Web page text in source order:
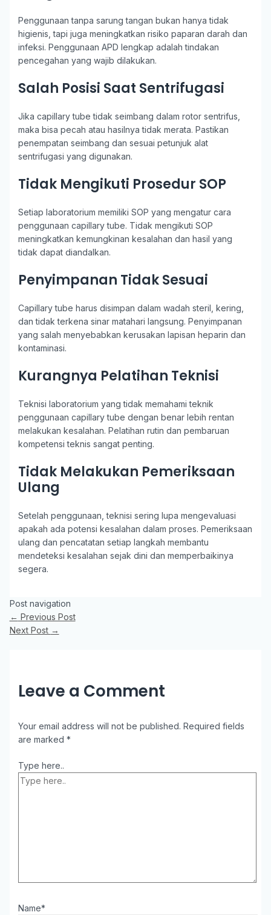
Penggunaan tanpa sarung tangan bukan hanya tidak
higienis, tapi juga meningkatkan risiko paparan darah dan
infeksi. Penggunaan APD lengkap adalah tindakan
pencegahan yang wajib dilakukan.
Salah Posisi Saat Sentrifugasi
Jika capillary tube tidak seimbang dalam rotor sentrifus,
maka bisa pecah atau hasilnya tidak merata. Pastikan
penempatan seimbang dan sesuai petunjuk alat
sentrifugasi yang digunakan.
Tidak Mengikuti Prosedur SOP
Setiap laboratorium memiliki SOP yang mengatur cara
penggunaan capillary tube. Tidak mengikuti SOP
meningkatkan kemungkinan kesalahan dan hasil yang
tidak dapat diandalkan.
Penyimpanan Tidak Sesuai
Capillary tube harus disimpan dalam wadah steril, kering,
dan tidak terkena sinar matahari langsung. Penyimpanan
yang salah menyebabkan kerusakan lapisan heparin dan
kontaminasi.
Kurangnya Pelatihan Teknisi
Teknisi laboratorium yang tidak memahami teknik
penggunaan capillary tube dengan benar lebih rentan
melakukan kesalahan. Pelatihan rutin dan pembaruan
kompetensi teknis sangat penting.
Tidak Melakukan Pemeriksaan
Ulang
Setelah penggunaan, teknisi sering lupa mengevaluasi
apakah ada potensi kesalahan dalam proses. Pemeriksaan
ulang dan pencatatan setiap langkah membantu
mendeteksi kesalahan sejak dini dan memperbaikinya
segera.
Post navigation
← Previous Post
Next Post →
Leave a Comment
Your email address will not be published. Required fields
are marked *
Type here..
Name*